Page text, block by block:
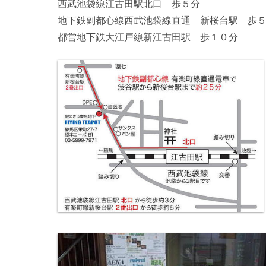
西武池袋線江古田駅北口 歩５分
地下鉄副都心線西武池袋線直通 新桜台駅 歩
都営地下鉄大江戸線新江古田駅 歩１０分